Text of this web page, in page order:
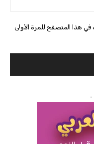
في هذا المتصفح للمرة الأولى